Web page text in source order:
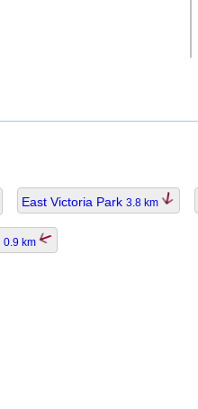
East Victoria Park 3.8 km
0.9 km